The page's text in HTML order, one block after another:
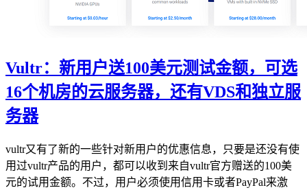
Vultr：新用户送100美元测试金额，可选
16个机房的云服务器，还有VDS和独立服
务器
vultr又有了新的一些针对新用户的优惠信息，只要是还没有使
用过vultr产品的用户，都可以收到来自vultr官方赠送的100美
元的试用金额。不过，用户必须使用信用卡或者PayPal来激